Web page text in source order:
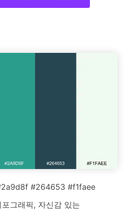
#264653 #f1faee
그래픽, 자신감 있는